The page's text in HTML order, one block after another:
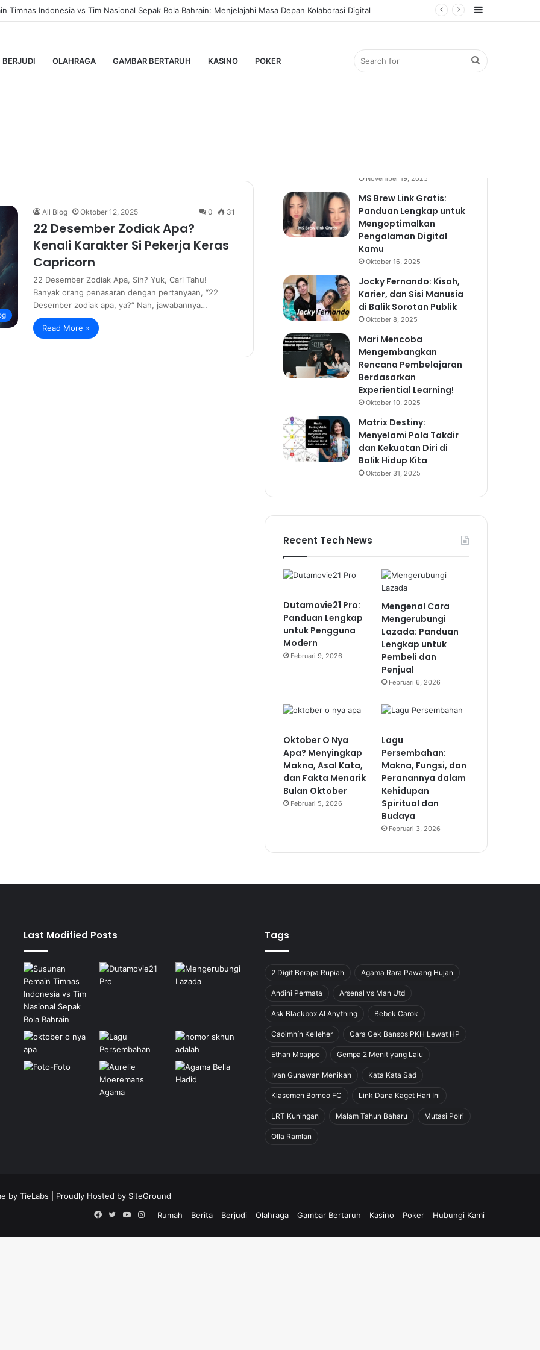
Timnas Indonesia vs Tim Nasional Sepak Bola Bahrain: Menjelajahi Masa Depan Kolaborasi Digital Sidebar
BERJUDI OLAHRAGA GAMBAR BERTARUH KASINO POKER Search
All Blog Oktober 12, 2025 0 31
22 Desember Zodiak Apa?
Kenali Karakter Si Pekerja Keras
Capricorn
22 Desember Zodiak Apa, Sih? Yuk, Cari Tahu!
Banyak orang penasaran dengan pertanyaan, “22
Desember zodiak apa, ya?” Nah, jawabannya…
Read More »
November 19, 2025
MS Brew Link Gratis:
Panduan Lengkap untuk
Mengoptimalkan
Pengalaman Digital
Kamu
Oktober 16, 2025
Jocky Fernando: Kisah,
Karier, dan Sisi Manusia
di Balik Sorotan Publik
Oktober 8, 2025
Mari Mencoba
Mengembangkan
Rencana Pembelajaran
Berdasarkan
Experiential Learning!
Oktober 10, 2025
Matrix Destiny:
Menyelami Pola Takdir
dan Kekuatan Diri di
Balik Hidup Kita
Oktober 31, 2025
Recent Tech News
Dutamovie21 Pro:
Panduan Lengkap
untuk Pengguna
Modern
Februari 9, 2026
Mengenal Cara
Mengerubungi
Lazada: Panduan
Lengkap untuk
Pembeli dan
Penjual
Februari 6, 2026
Oktober O Nya
Apa? Menyingkap
Makna, Asal Kata,
dan Fakta Menarik
Bulan Oktober
Februari 5, 2026
Lagu
Persembahan:
Makna, Fungsi, dan
Peranannya dalam
Kehidupan
Spiritual dan
Budaya
Februari 3, 2026
Last Modified Posts Tags
2 Digit Berapa Rupiah Agama Rara Pawang Hujan
Andini Permata Arsenal vs Man Utd
Ask Blackbox AI Anything Bebek Carok
Caoimhín Kelleher Cara Cek Bansos PKH Lewat HP
Ethan Mbappe Gempa 2 Menit yang Lalu
Ivan Gunawan Menikah Kata Kata Sad
Klasemen Borneo FC Link Dana Kaget Hari Ini
LRT Kuningan Malam Tahun Baharu Mutasi Polri
Olla Ramlan
by TieLabs | Proudly Hosted by SiteGround
Rumah
Berita Berjudi Olahraga Gambar Bertaruh Kasino Poker Hubungi Kami
Facebook
TwitterYouTube
Instagram